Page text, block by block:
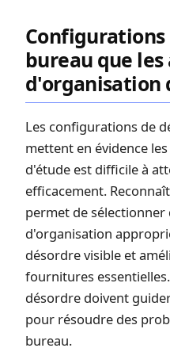
Configurations
bureau que les
d'organisation
Les configurations de
mettent en évidence
d'étude est difficile à
efficacement.
permet de sélectionner
d'organisation
désordre visible et
fournitures
désordre doivent
pour résoudre des
bureau.